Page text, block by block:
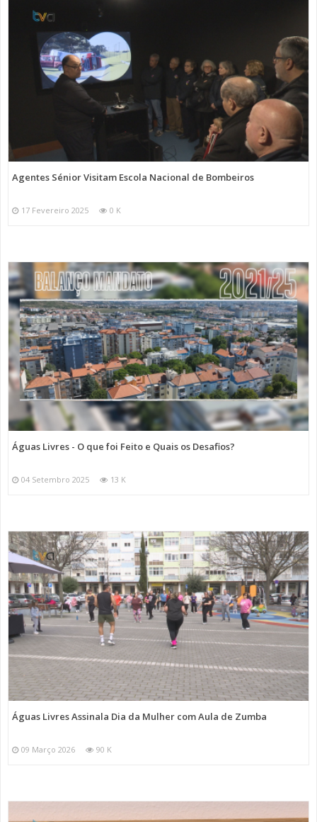
Agentes Sénior Visitam Escola Nacional de Bombeiros
17 Fevereiro 2025 0 K
Águas Livres - O que foi Feito e Quais os Desafios?
04 Setembro 2025 13 K
Águas Livres Assinala Dia da Mulher com Aula de Zumba
09 Março 2026 90 K